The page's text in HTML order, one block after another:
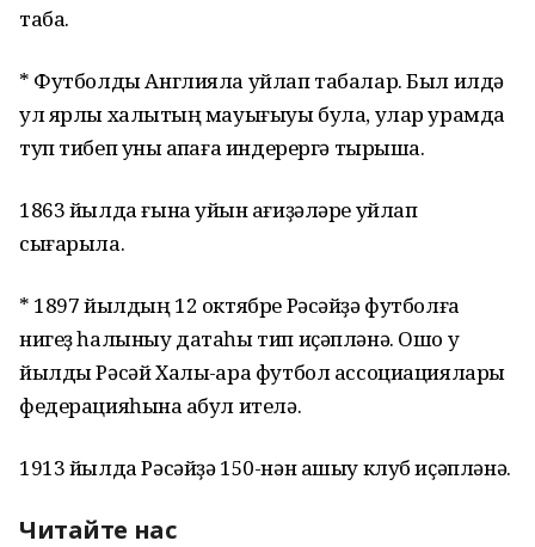
таба.
* Футболды Англияла уйлап табалар. Был илдә
ул ярлы халыҡтың мауығыуы була, улар урамда
туп тибеп уны ҡапҡаға индерергә тырыша.
1863 йылда ғына уйын ҡағиҙәләре уйлап
сығарыла.
* 1897 йылдың 12 октябре Рәсәйҙә футболға
нигеҙ һалыныу датаһы тип иҫәпләнә. Ошо уҡ
йылды Рәсәй Халыҡ-ара футбол ассоциациялары
федерацияһына ҡабул ителә.
1913 йылда Рәсәйҙә 150-нән ашыу клуб иҫәпләнә.
Читайте нас